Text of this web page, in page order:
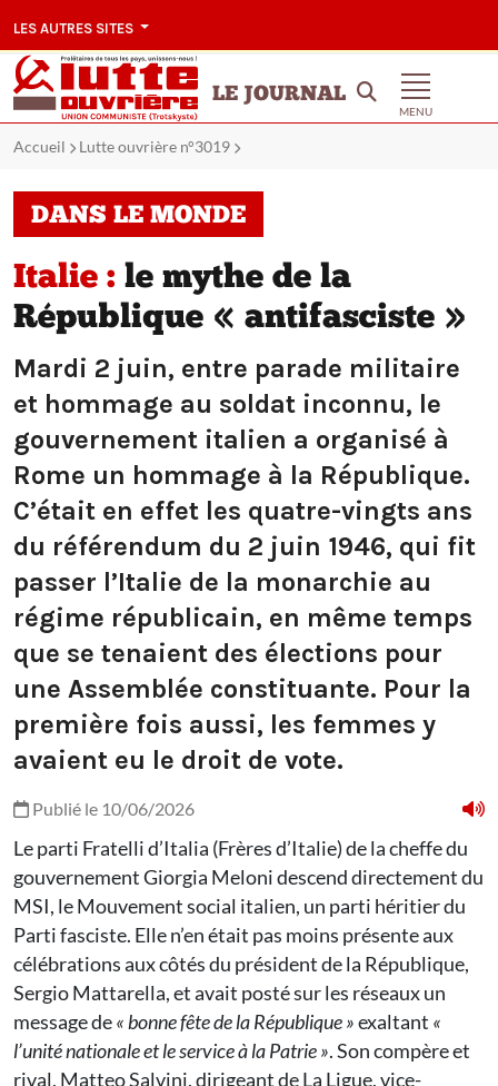
LES AUTRES SITES
LE JOURNAL
MENU
Accueil Lutte ouvrière n°3019
DANS LE MONDE
Italie : le mythe de la
République « antifasciste »
Mardi 2 juin, entre parade militaire
et hommage au soldat inconnu, le
gouvernement italien a organisé à
Rome un hommage à la République.
C’était en effet les quatre-vingts ans
du référendum du 2 juin 1946, qui fit
passer l’Italie de la monarchie au
régime républicain, en même temps
que se tenaient des élections pour
une Assemblée constituante. Pour la
première fois aussi, les femmes y
avaient eu le droit de vote.
Publié le 10/06/2026
Le parti Fratelli d’Italia (Frères d’Italie) de la cheffe du
gouvernement Giorgia Meloni descend directement du
MSI, le Mouvement social italien, un parti héritier du
Parti fasciste. Elle n’en était pas moins présente aux
célébrations aux côtés du président de la République,
Sergio Mattarella, et avait posté sur les réseaux un
message de« bonne fête de la République »exaltant «
l’unité nationale et le service à la Patrie ». Son compère et
rival, Matteo Salvini, dirigeant de La Ligue, vice-